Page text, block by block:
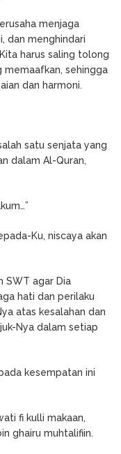
menjaga
dan menghindari
harus saling tolong
memaafkan, sehingga
dan harmoni.
satu senjata yang
dalam Al-Quran,
Ku, niscaya akan
SWT agar Dia
hati dan perilaku
atas kesalahan dan
Nya dalam setiap
kesempatan ini
fi kulli makaan,
ghairu muhtalifiin.